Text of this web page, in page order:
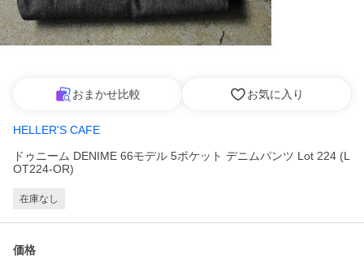
おまかせ比較 お気に入り
HELLER'S CAFE
ドゥニーム DENIME 66モデル 5ポケット デニムパンツ Lot 224 (L
OT224-OR)
在庫なし
価格